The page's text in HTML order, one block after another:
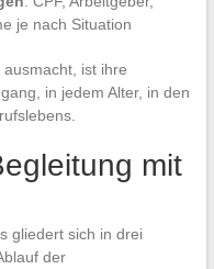
je nach Situation
ist ihre
in jedem Alter, in den
mit
gliedert sich in drei
der